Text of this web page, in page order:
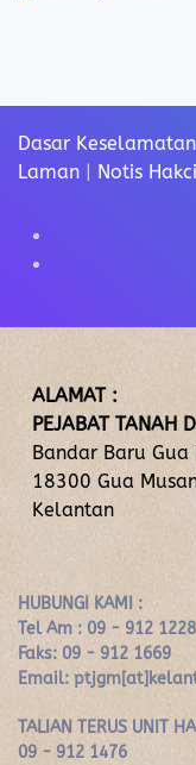
Dasar Keselamatan
Laman
Notis
ALAMAT :
PEJABAT TANAH
Bandar Baru Gua
18300 Gua
Kelantan
HUBUNGI KAMI :
Tel Am : 09 - 912
Faks: 09 - 912 1669
Email:
TALIAN TERUS UNIT
09 - 912 1476